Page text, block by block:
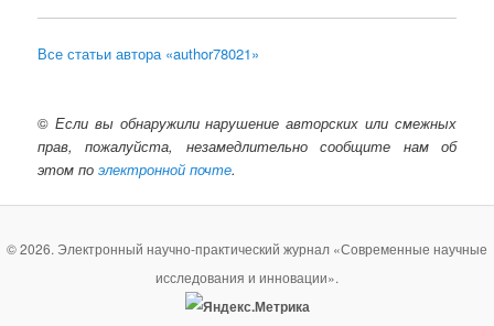
Все статьи автора «author78021»
© Если вы обнаружили нарушение авторских или смежных
прав, пожалуйста, незамедлительно сообщите нам об
этом поэлектронной почте.
© 2026. Электронный научно-практический журнал «Современные научные
исследования и инновации».